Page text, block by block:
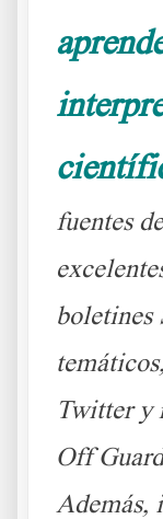
fuentes
boletines
Twitter y
Off
Además,